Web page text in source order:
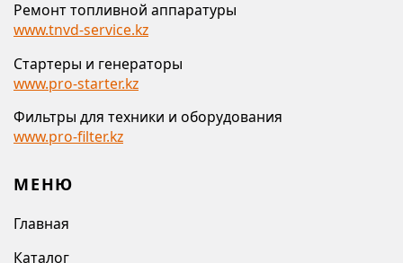
Ремонт топливной аппаратуры
www.tnvd-service.kz
Стартеры и генераторы
www.pro-starter.kz
Фильтры для техники и оборудования
www.pro-filter.kz
МЕНЮ
Главная
Каталог